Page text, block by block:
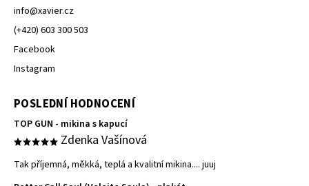
info@xavier.cz
(+420) 603 300 503
Facebook
Instagram
POSLEDNÍ HODNOCENÍ
TOP GUN - mikina s kapucí
Zdenka Vašínová
Tak příjemná, měkká, teplá a kvalitní mikina.... juuj